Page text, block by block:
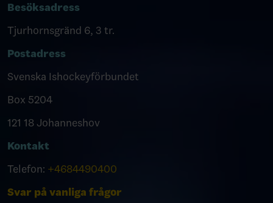
Besöksadress
Tjurhornsgränd 6, 3 tr.
Postadress
Svenska Ishockeyförbundet
Box 5204
121 18 Johanneshov
Kontakt
Telefon: +4684490400
Svar på vanliga frågor